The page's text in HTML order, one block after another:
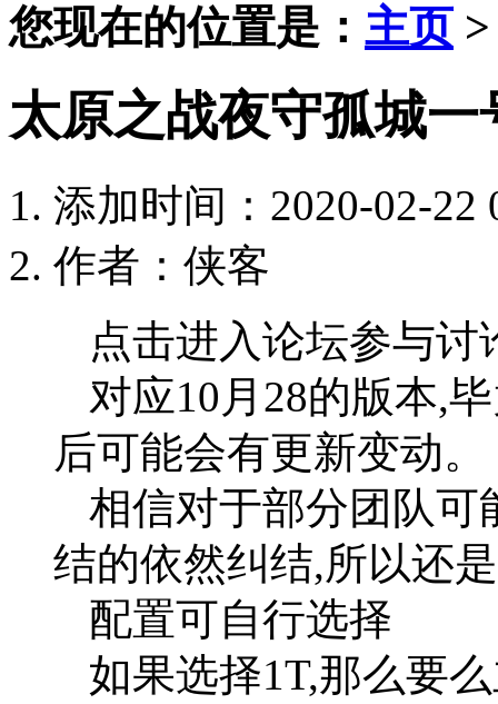
您现在的位置是： 主页
太原之战夜守孤城一
添加时间：2020-02-22
作者：侠客
点击进入论坛参与讨
对应10月28的版本,
后可能会有更新变动。
相信对于部分团队可
结的依然纠结,所以还
配置可自行选择
如果选择1T,那么要